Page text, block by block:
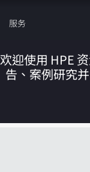
目
录服务
您的
欢迎使用 HPE
告、案例研究